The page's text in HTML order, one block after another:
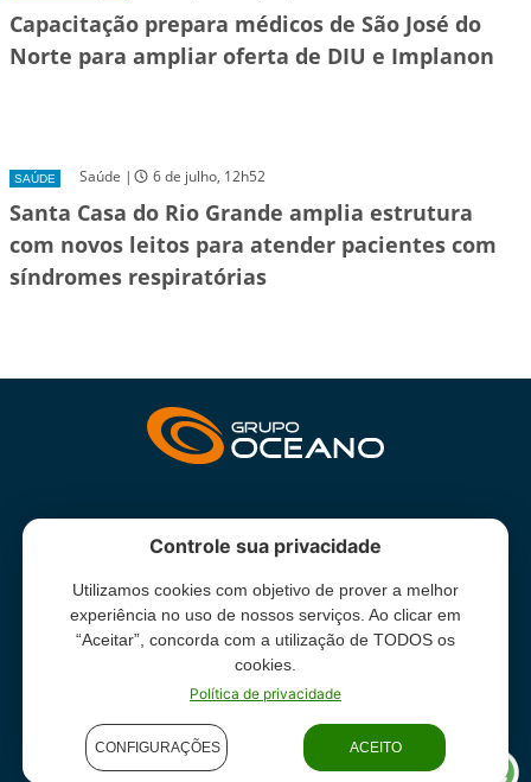
Capacitação prepara médicos de São José do
Norte para ampliar oferta de DIU e Implanon
SAÚDE Saúde | 6 de julho, 12h52
Santa Casa do Rio Grande amplia estrutura
com novos leitos para atender pacientes com
síndromes respiratórias
INSTITUCIONAL
Grupo Oceano - Todos direitos reservados -
Controle sua privacidade
Utilizamos cookies com objetivo de prover a melhor
experiência no uso de nossos serviços. Ao clicar em
“Aceitar”, concorda com a utilização de TODOS os
cookies.
Política de privacidade
CONFIGURAÇÕES ACEITO